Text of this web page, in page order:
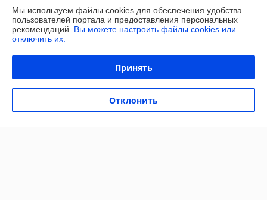
График работы
Политика обработки cookies
Мы используем файлы cookies для обеспечения удобства
пользователей портала и предоставления персональных
рекомендаций. Вы можете настроить файлы cookies или
отключить их.
Принять
Отклонить